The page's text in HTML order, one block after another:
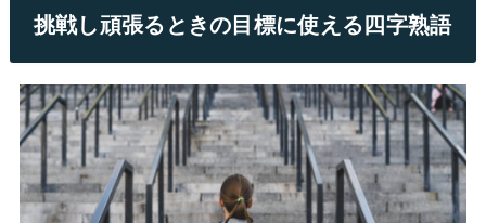
挑戦し頑張るときの目標に使える四字熟語